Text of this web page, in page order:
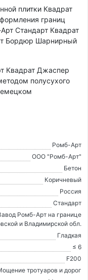
плитки Квадрат
границ
Стандарт Квадрат
Бордюр Шарнирный
Квадрат Джаспер
полусухого
Ромб-Арт
ООО "Ромб-Арт"
Бетон
Коричневый
Россия
Стандарт
Ромб-Арт на границе
и Владимирской обл.
Гладкая
≤ 6
F200
тротуаров и дорог